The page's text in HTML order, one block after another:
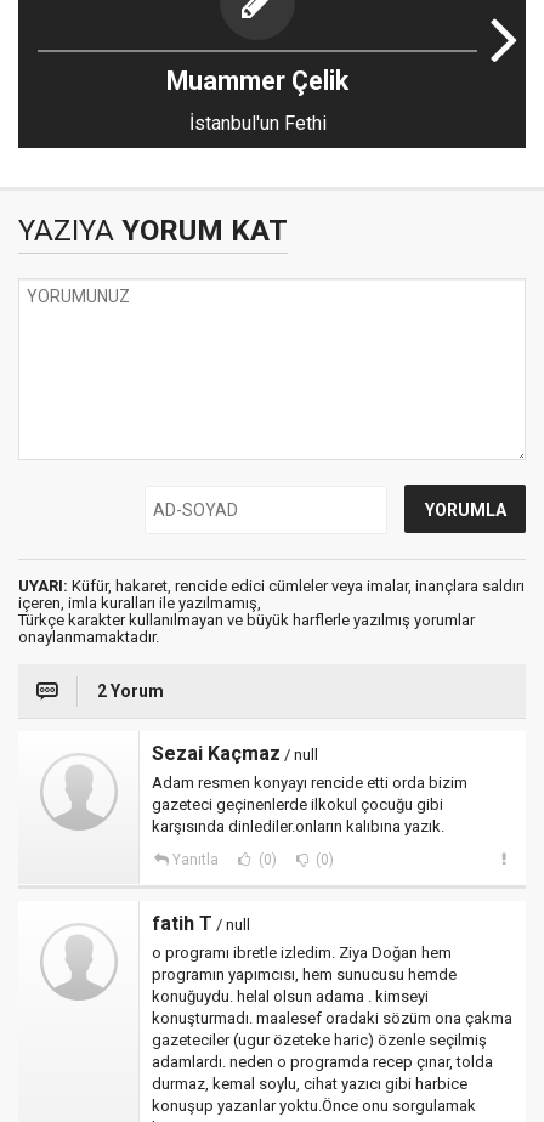
Muammer Çelik
İstanbul'un Fethi
YAZIYA YORUM KAT
UYARI: Küfür, hakaret, rencide edici cümleler veya imalar, inançlara saldırı
içeren, imla kuralları ile yazılmamış,
Türkçe karakter kullanılmayan ve büyük harflerle yazılmış yorumlar
onaylanmamaktadır.
2 Yorum
Sezai Kaçmaz / null
Adam resmen konyayı rencide etti orda bizim
gazeteci geçinenlerde ilkokul çocuğu gibi
karşısında dinlediler.onların kalıbına yazık.
Yanıtla (0) (0)
fatih T / null
o programı ibretle izledim. Ziya Doğan hem
programın yapımcısı, hem sunucusu hemde
konuğuydu. helal olsun adama . kimseyi
konuşturmadı. maalesef oradaki sözüm ona çakma
gazeteciler (ugur özeteke haric) özenle seçilmiş
adamlardı. neden o programda recep çınar, tolda
durmaz, kemal soylu, cihat yazıcı gibi harbice
konuşup yazanlar yoktu.Önce onu sorgulamak